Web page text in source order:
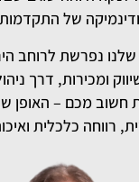
ודינמיקה של
נפרשת לרוחב
ומכירות, דרך
חשוב מכם –
רווחה כלכלית